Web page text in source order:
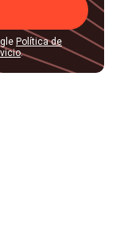
Política de
.